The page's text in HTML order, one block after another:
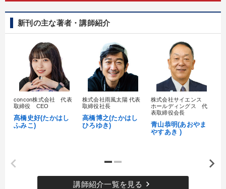
新刊の主な著者・講師紹介
concon株式会社 代表
取締役 CEO
髙橋史好(たかはし
ふみこ)
株式会社雨風太陽 代表
取締役社長
高橋博之(たかはし
ひろゆき)
株式会社サイエンス
ホールディングス 代
表取締役会長
青山恭明(あおやま
やすあき )
講師紹介一覧を見る keyboard_arrow_right